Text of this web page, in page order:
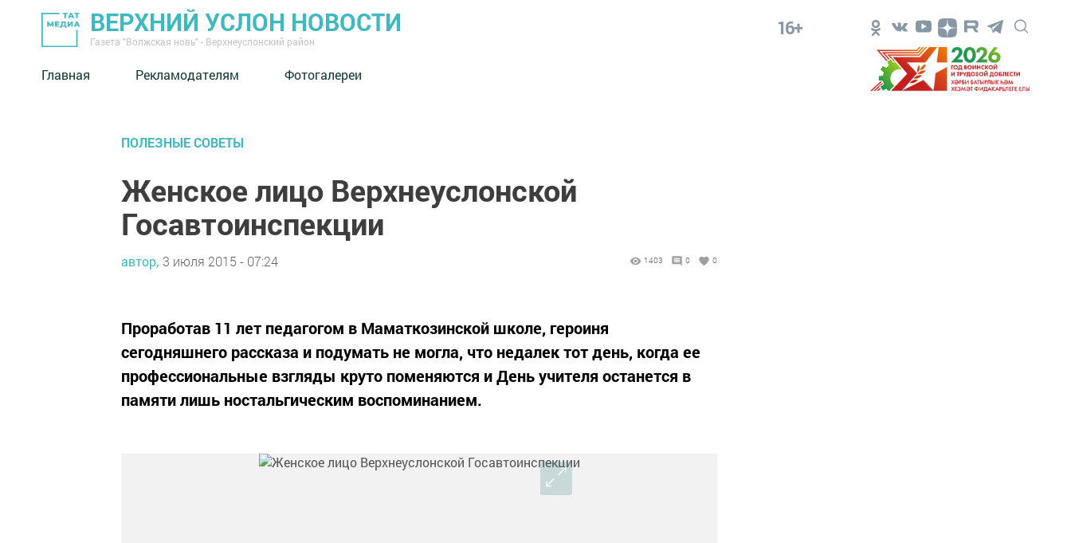
ВЕРХНИЙ УСЛОН НОВОСТИ
Газета "Волжская новь" - Верхнеуслонский район
16+
Главная Рекламодателям Фотогалереи
ПОЛЕЗНЫЕ СОВЕТЫ
Женское лицо Верхнеуслонской
Госавтоинспекции
автор, 3 июля 2015 - 07:24 1403 0 0
Проработав 11 лет педагогом в Маматкозинской школе, героиня
сегодняшнего рассказа и подумать не могла, что недалек тот день, когда ее
профессиональные взгляды круто поменяются и День учителя останется в
памяти лишь ностальгическим воспоминанием.